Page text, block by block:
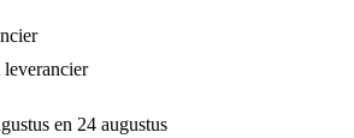
en 24 augustus